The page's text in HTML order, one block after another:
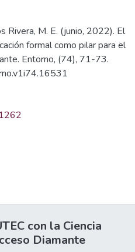
Rivera, M. E. (junio, 2022). El
formal como pilar para el
Entorno, (74), 71-73.
con la Ciencia
Diamante